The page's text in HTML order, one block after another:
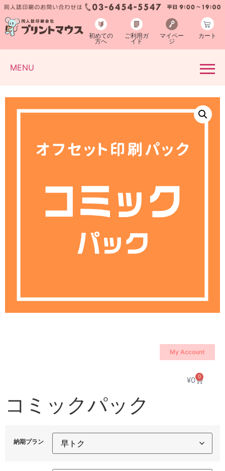
初めての
方へ
ご利用ガ
イド
マイペー
ジ
カート
MENU
My Account
¥0 0
コミックパック
納期プラン